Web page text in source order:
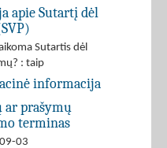
apie Sutartį dėl
Sutartis dėl
: taip
informacija
ar prašymų
terminas
03